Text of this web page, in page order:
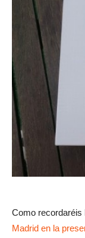
Como recordaréis
Madrid en la